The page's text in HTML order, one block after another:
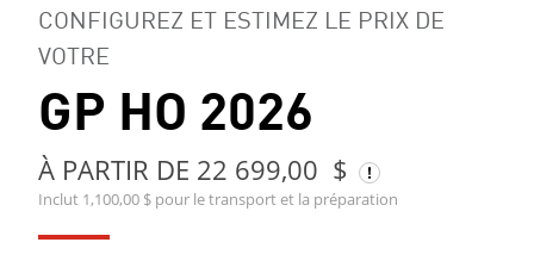
CONFIGUREZ ET ESTIMEZ LE PRIX DE
VOTRE
GP HO 2026
À PARTIR DE 22 699,00 $
Inclut 1,100,00 $ pour le transport et la préparation